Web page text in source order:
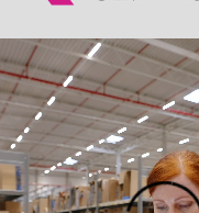
Marktthemen,
für Ihre Branche